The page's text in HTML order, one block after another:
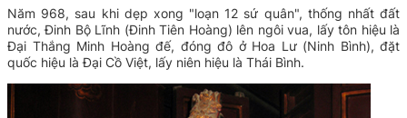
Năm 968, sau khi dẹp xong "loạn 12 sứ quân", thống nhất đất
nước, Đinh Bộ Lĩnh (Đinh Tiên Hoàng) lên ngôi vua, lấy tôn hiệu là
Đại Thắng Minh Hoàng đế, đóng đô ở Hoa Lư (Ninh Bình), đặt
quốc hiệu là Đại Cồ Việt, lấy niên hiệu là Thái Bình.